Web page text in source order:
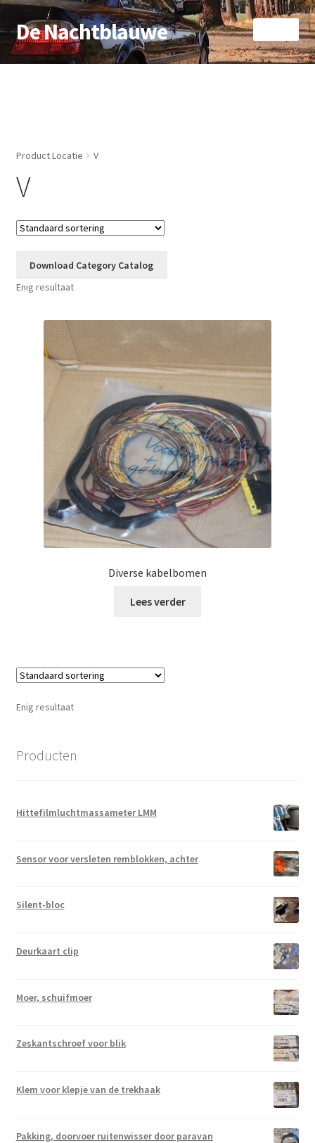
Ga
door
naar
Ga
naar
de
De Nachtblauwe
Home
Privacybeleid
Product Locatie V
V
Download Category Catalog
Enig resultaat
Diverse kabelbomen
Lees verder
Enig resultaat
Producten
Hittefilmluchtmassameter LMM
Sensor voor versleten remblokken, achter
Silent-bloc
Deurkaart clip
Moer, schuifmoer
Zeskantschroef voor blik
Klem voor klepje van de trekhaak
Pakking, doorvoer ruitenwisser door paravan